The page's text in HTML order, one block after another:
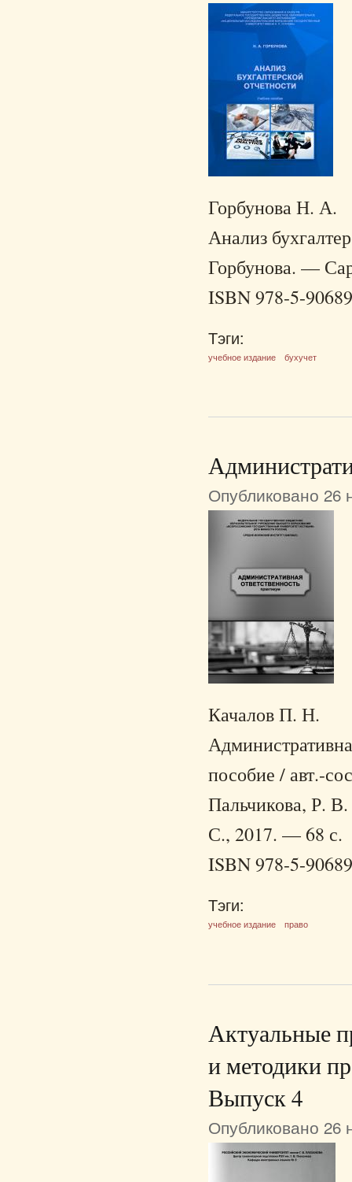
Горбунова Н. А.
Анализ
Горбунова. —
ISBN 978-5-
Тэги:
учебное издание бухучет
Опубликовано 26
Качалов П. Н.
пособие / авт.-
Пальчикова, Р.
С., 2017. — 68 с.
ISBN 978-5-
Тэги:
учебное издание право
Актуальные
и методики
Выпуск 4
Опубликовано 26